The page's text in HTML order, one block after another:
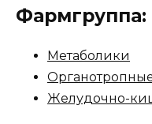
Фармгруппа:
Метаболики
Желудочно-